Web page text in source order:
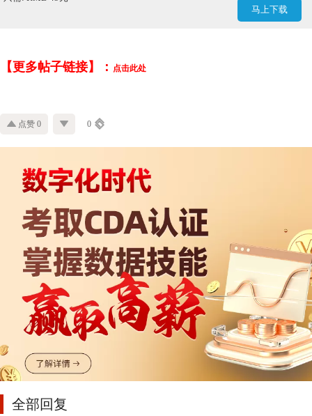
马上下载
【更多帖子链接】： 点击此处
点赞 0 0
全部回复